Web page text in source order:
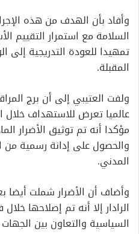
وأفاد بأن الهدف من هذه
السلامة مع استمرار التقييم
تمهيدا للعودة التدريجية إلى
المقبلة.
ولفت العتيبي إلى أن برج
عالميا تعرض للاستهداف خلال
مؤكدا أنه تم توثيق الأضرار
والحصول على إدانة رسمية من
المدني.
وأضاف أن الأضرار شملت أيضا
الرادار إلا أنه تم إصلاحها
السياسية والتعاون بين